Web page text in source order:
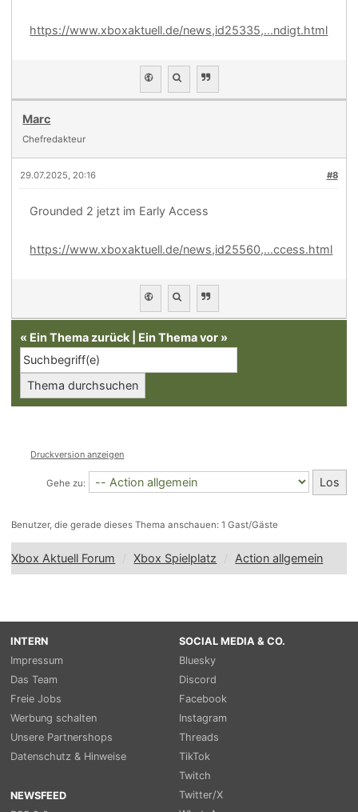
https://www.xboxaktuell.de/news,id25335,...ndigt.html
Marc
Chefredakteur
#8
29.07.2025, 20:16
Grounded 2 jetzt im Early Access
https://www.xboxaktuell.de/news,id25560,...ccess.html
« Ein Thema zurück Ein Thema vor »
Druckversion anzeigen
Gehe zu:
Benutzer, die gerade dieses Thema anschauen: 1 Gast/Gäste
Xbox Aktuell Forum Xbox Spielplatz Action allgemein
INTERN
Impressum
Das Team
Freie Jobs
Werbung schalten
Unsere Partnershops
Datenschutz & Hinweise
NEWSFEED
SOCIAL MEDIA & CO.
Bluesky
Discord
Facebook
Instagram
Threads
TikTok
Twitch
Twitter/X